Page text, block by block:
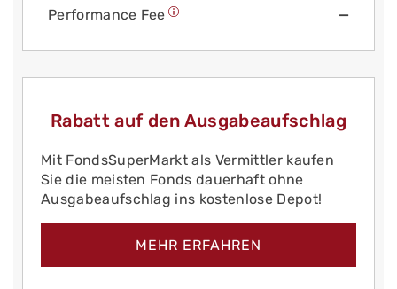
Performance Fee —
Rabatt auf den Ausgabeaufschlag
Mit FondsSuperMarkt als Vermittler kaufen
Sie die meisten Fonds dauerhaft ohne
Ausgabeaufschlag ins kostenlose Depot!
MEHR ERFAHREN